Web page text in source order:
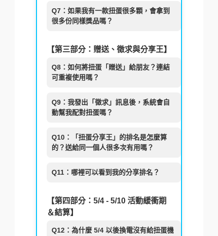
Q7：如果我有一款扭蛋很多顆，會拿到
很多份同樣獎品嗎？
【第三部分：贈送、徵求與分享王】
Q8：如何將扭蛋「贈送」給朋友？連結
可重複使用嗎？
Q9：我發出「徵求」訊息後，系統會自
動幫我配對扭蛋嗎？
Q10：「扭蛋分享王」的排名是怎麼算
的？送給同一個人很多次有用嗎？
Q11：哪裡可以看到我的分享排名？
【第四部分：5/4 - 5/10 活動緩衝期
＆結算】
Q12：為什麼 5/4 以後換電沒有給扭蛋機